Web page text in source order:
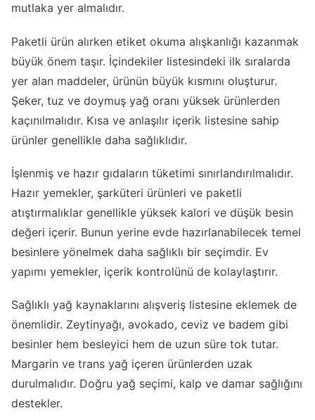
mutlaka yer almalıdır.
Paketli ürün alırken etiket okuma alışkanlığı kazanmak
büyük önem taşır. İçindekiler listesindeki ilk sıralarda
yer alan maddeler, ürünün büyük kısmını oluşturur.
Şeker, tuz ve doymuş yağ oranı yüksek ürünlerden
kaçınılmalıdır. Kısa ve anlaşılır içerik listesine sahip
ürünler genellikle daha sağlıklıdır.
İşlenmiş ve hazır gıdaların tüketimi sınırlandırılmalıdır.
Hazır yemekler, şarküteri ürünleri ve paketli
atıştırmalıklar genellikle yüksek kalori ve düşük besin
değeri içerir. Bunun yerine evde hazırlanabilecek temel
besinlere yönelmek daha sağlıklı bir seçimdir. Ev
yapımı yemekler, içerik kontrolünü de kolaylaştırır.
Sağlıklı yağ kaynaklarını alışveriş listesine eklemek de
önemlidir. Zeytinyağı, avokado, ceviz ve badem gibi
besinler hem besleyici hem de uzun süre tok tutar.
Margarin ve trans yağ içeren ürünlerden uzak
durulmalıdır. Doğru yağ seçimi, kalp ve damar sağlığını
destekler.